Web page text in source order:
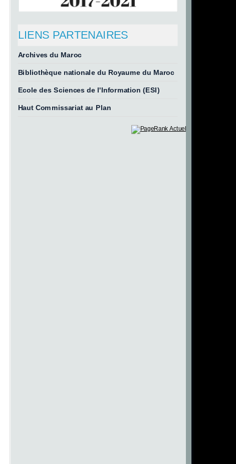
LIENS PARTENAIRES
Archives du Maroc
Bibliothèque nationale du Royaume du Maroc
Ecole des Sciences de l'Information (ESI)
Haut Commissariat au Plan